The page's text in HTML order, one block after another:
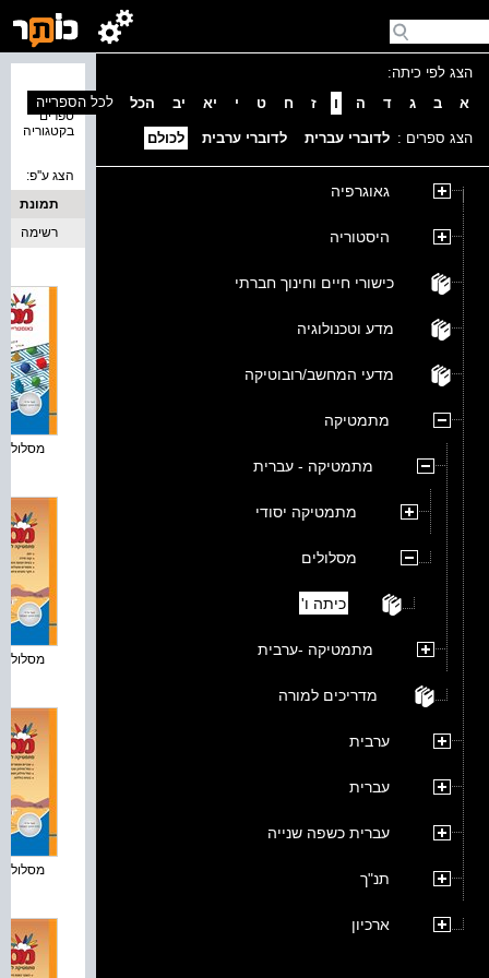
הצג לפי כיתה:
א
ב ג ד ה ו ז ח ט י יא יב הכל
הצג ספרים : לדוברי עברית לדוברי ערבית לכולם
גאוגרפיה
היסטוריה
כישורי חיים וחינוך חברתי
מדע וטכנולוגיה
מדעי המחשב/רובוטיקה
מתמטיקה
מתמטיקה - עברית
מתמטיקה יסודי
מסלולים
כיתה ו'
מתמטיקה -ערבית
מדריכים למורה
ערבית
עברית
עברית כשפה שנייה
תנ"ך
ארכיון
ספרים
בקטגוריה
לכל הספרייה
הצג ע''פ:
תמונת
כריכה
רשימה